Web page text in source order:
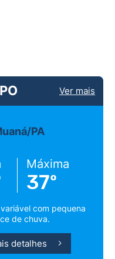
Ver mais
PA
Máxima
37º
com pequena
de chuva.
detalhes